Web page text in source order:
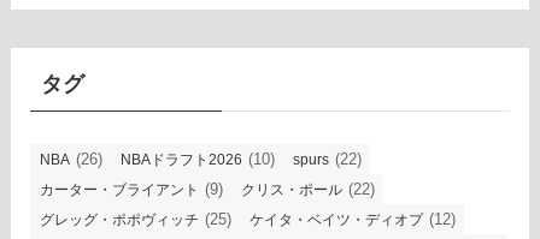
カ
イ
タグ
NBA (26) NBAドラフト2026 (10) spurs (22)
カーター・ブライアント (9) クリス・ポール (22)
グレッグ・ポポヴィッチ (25) ケイタ・ベイツ・ディオプ(12)